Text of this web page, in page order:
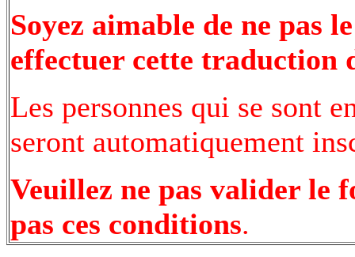
Soyez aimable de ne pas
effectuer cette traduction
Les personnes qui se sont
seront automatiquement
Veuillez ne pas valider le
pas ces conditions.